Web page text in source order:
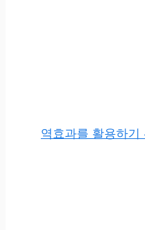
역효과를 활용하기